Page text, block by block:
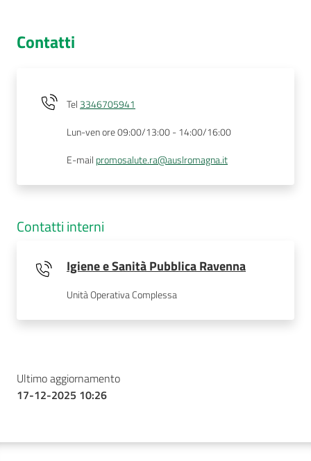
Contatti
Tel 3346705941
Lun-ven ore 09:00/13:00 - 14:00/16:00
E-mail promosalute.ra@auslromagna.it
Contatti interni
Igiene e Sanità Pubblica Ravenna
Unità Operativa Complessa
Ultimo aggiornamento
17-12-2025 10:26